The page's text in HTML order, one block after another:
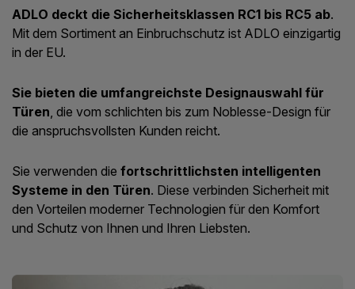
ADLO deckt die Sicherheitsklassen RC1 bis RC5 ab.
Mit dem Sortiment an Einbruchschutz ist ADLO einzigartig
in der EU.
Sie bieten die umfangreichste Designauswahl für
Türen, die vom schlichten bis zum Noblesse-Design für
die anspruchsvollsten Kunden reicht.
Sie verwenden die fortschrittlichsten intelligenten
Systeme in den Türen. Diese verbinden Sicherheit mit
den Vorteilen moderner Technologien für den Komfort
und Schutz von Ihnen und Ihren Liebsten.